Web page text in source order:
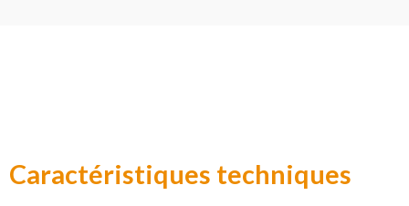
Caractéristiques techniques